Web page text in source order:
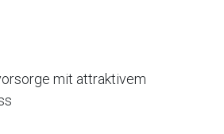
mit attraktivem